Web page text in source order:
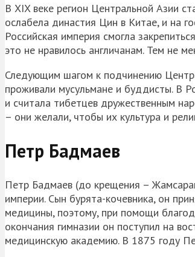
В XIX веке регион Центральной Азии
ослабела династия Цин в Китае, и на
Российская империя смогла
это не нравилось англичанам. Тем не
Следующим шагом к подчинению
проживали мусульмане и буддисты. В
и считала тибетцев дружественным
– они желали, чтобы их культура и
Петр Бадмаев
Петр Бадмаев (до крещения –
империи. Сын бурята-кочевника, он
медицины, поэтому, при помощи
окончания гимназии он поступил на
медицинскую академию. В 1875 году